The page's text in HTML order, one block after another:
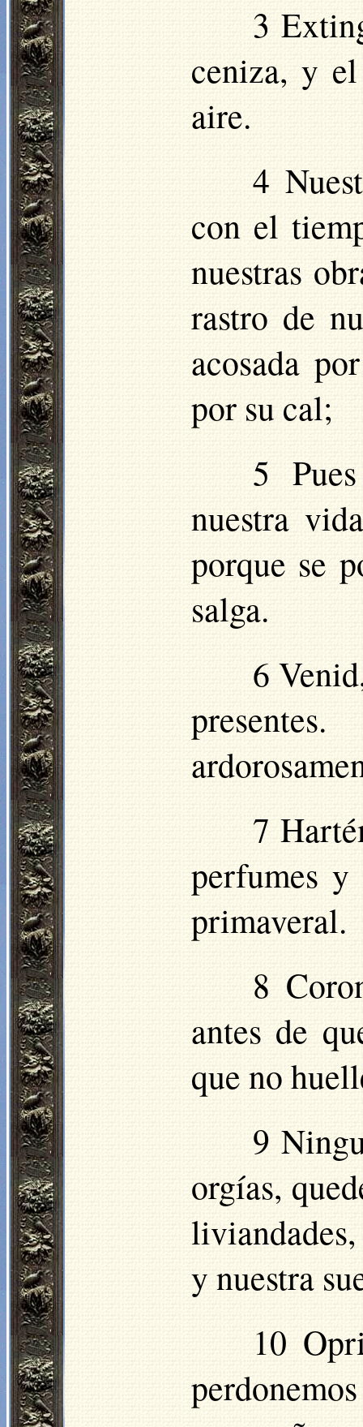
3
ceniza, y
aire.
4
con el
nuestras
rastro de
acosada
por su cal;
5
nuestra
porque se
salga.
6
7
perfumes
primaveral.
8
antes de
que no
9
orgías,
y nuestra
10